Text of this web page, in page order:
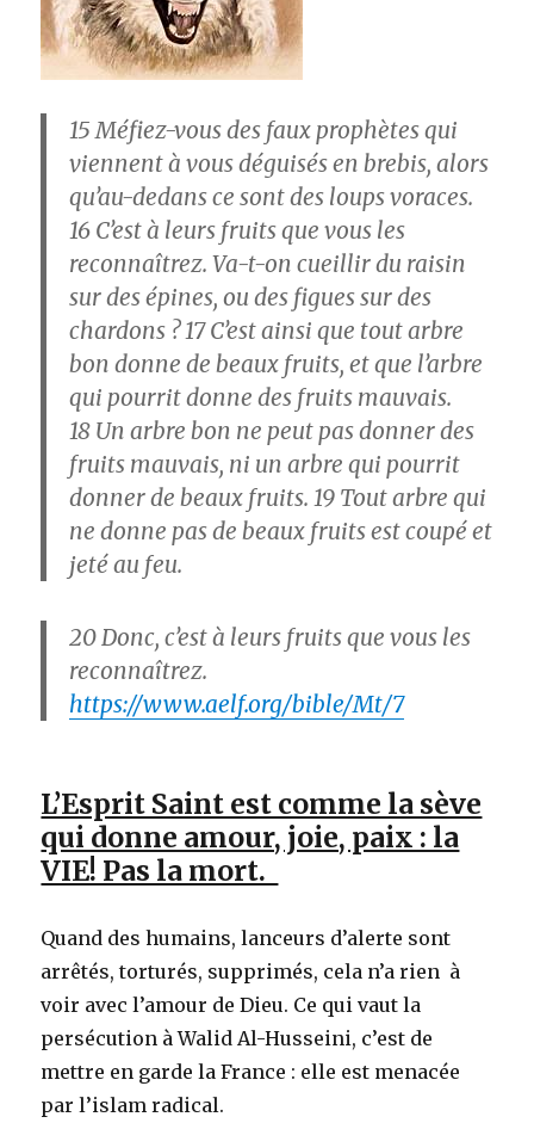
15 Méfiez-vous des faux prophètes qui
viennent à vous déguisés en brebis, alors
qu’au-dedans ce sont des loups voraces.
16 C’est à leurs fruits que vous les
reconnaîtrez. Va-t-on cueillir du raisin
sur des épines, ou des figues sur des
chardons ?17C’est ainsi que tout arbre
bon donne de beaux fruits, et que l’arbre
qui pourrit donne des fruits mauvais.
18 Un arbre bon ne peut pas donner des
fruits mauvais, ni un arbre qui pourrit
donner de beaux fruits. 19 Tout arbre qui
ne donne pas de beaux fruits est coupé et
jeté au feu.
20 Donc, c’est à leurs fruits que vous les
reconnaîtrez.
https://www.aelf.org/bible/Mt/7
L’Esprit Saint est comme la sève
qui donne amour, joie, paix : la
VIE! Pas la mort.
Quand des humains, lanceurs d’alerte sont
arrêtés, torturés, supprimés, cela n’a rien à
voir avec l’amour de Dieu. Ce qui vaut la
persécution à Walid Al-Husseini, c’est de
mettre en garde la France : elle est menacée
par l’islam radical.